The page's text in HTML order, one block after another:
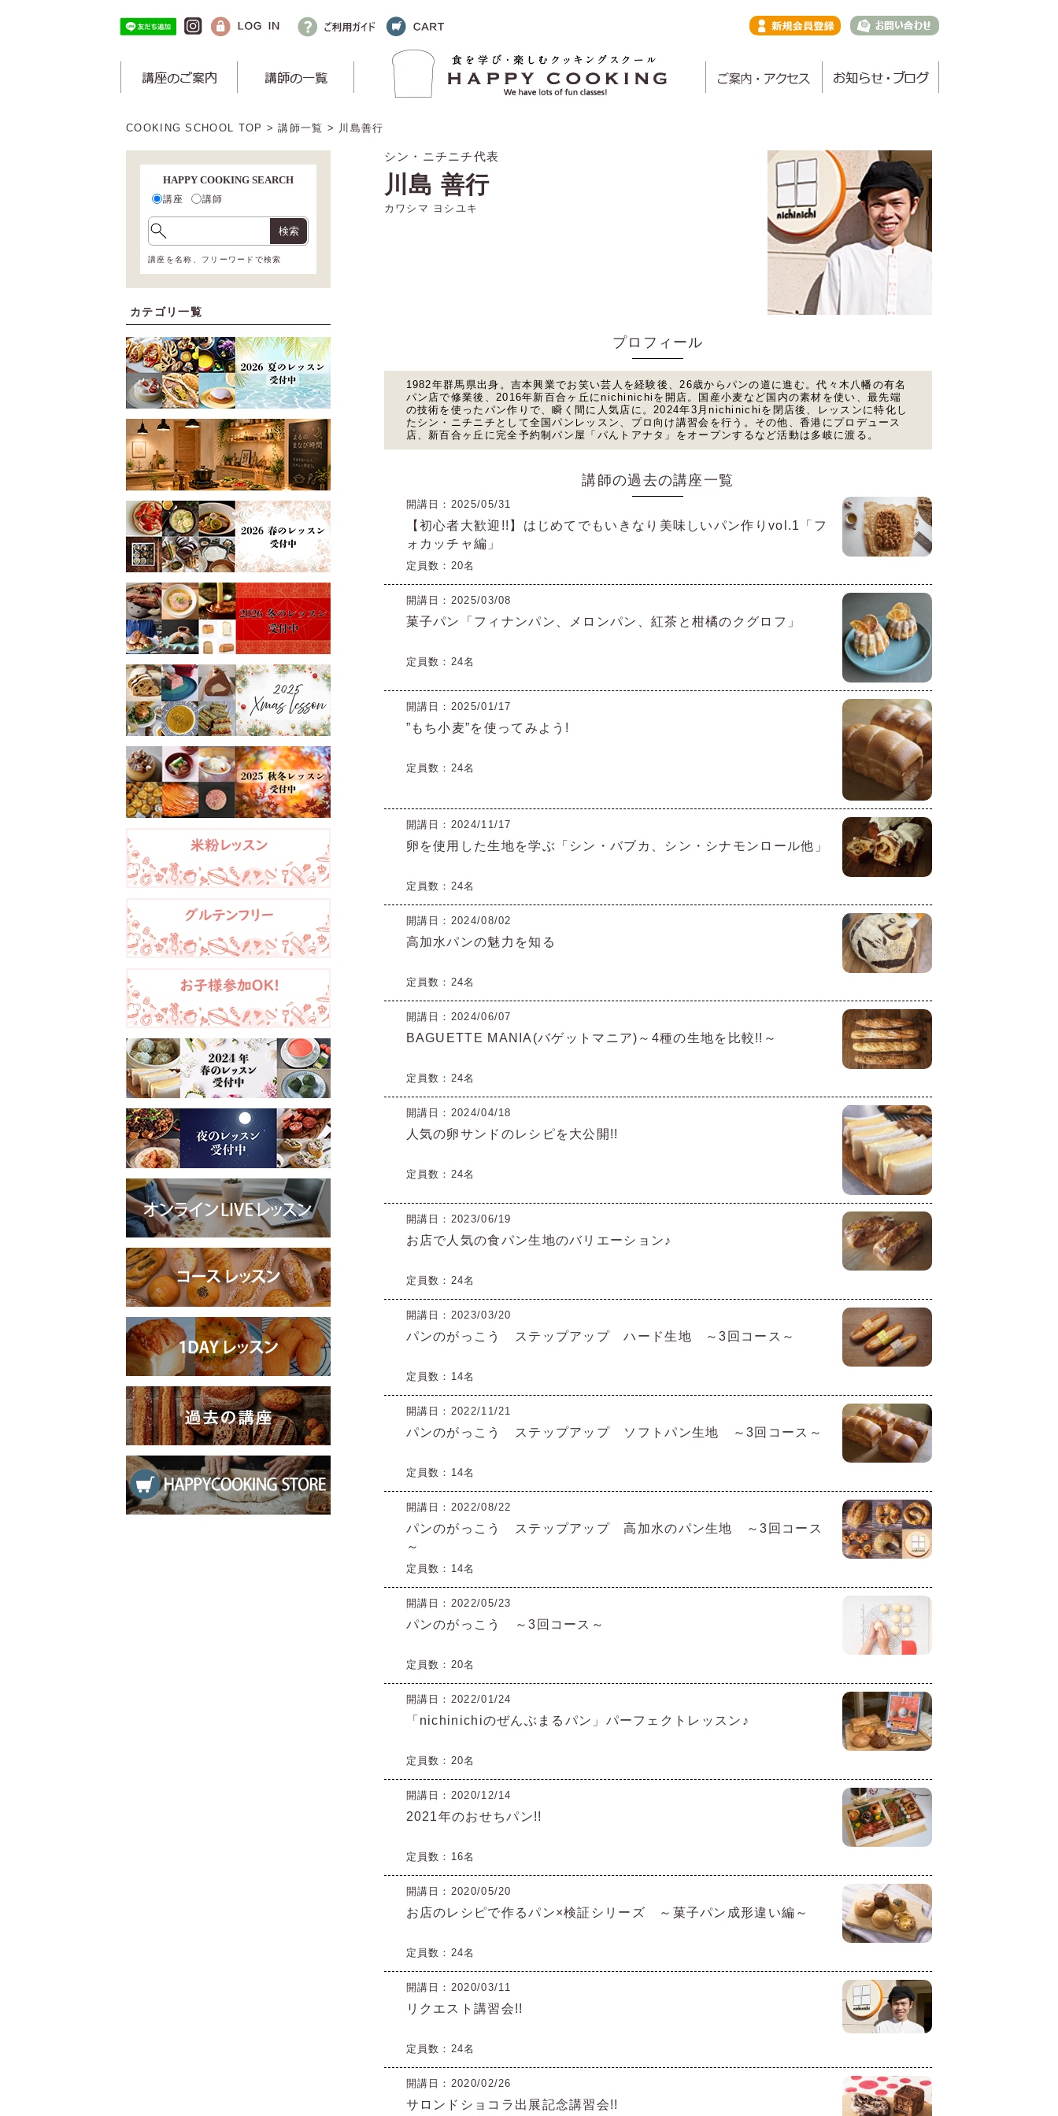
COOKING SCHOOL TOP >講師一覧 > 川島善行
HAPPY COOKING SEARCH
講座 講師
検索
講座を名称、フリーワードで検索
カテゴリ一覧
シン・ニチニチ代表
川島 善行
カワシマ ヨシユキ
プロフィール
1982年群馬県出身。吉本興業でお笑い芸人を経験後、26歳からパンの道に進む。代々木八幡の有名
パン店で修業後、2016年新百合ヶ丘にnichinichiを開店。国産小麦など国内の素材を使い、最先端
の技術を使ったパン作りで、瞬く間に人気店に。2024年3月nichinichiを閉店後、レッスンに特化し
たシン・ニチニチとして全国パンレッスン、プロ向け講習会を行う。その他、香港にプロデュース
店、新百合ヶ丘に完全予約制パン屋「パんトアナタ」をオープンするなど活動は多岐に渡る。
講師の過去の講座一覧
開講日：2025/05/31
【初心者大歓迎!!】はじめてでもいきなり美味しいパン作りvol.1「フ
ォカッチャ編」
定員数：20名
開講日：2025/03/08
菓子パン「フィナンパン、メロンパン、紅茶と柑橘のクグロフ」
定員数：24名
開講日：2025/01/17
”もち小麦”を使ってみよう!
定員数：24名
開講日：2024/11/17
卵を使用した生地を学ぶ「シン・バブカ、シン・シナモンロール他」
定員数：24名
開講日：2024/08/02
高加水パンの魅力を知る
定員数：24名
開講日：2024/06/07
BAGUETTE MANIA(バゲットマニア)～4種の生地を比較!!～
定員数：24名
開講日：2024/04/18
人気の卵サンドのレシピを大公開!!
定員数：24名
開講日：2023/06/19
お店で人気の食パン生地のバリエーション♪
定員数：24名
開講日：2023/03/20
パンのがっこう ステップアップ ハード生地 ～3回コース～
定員数：14名
開講日：2022/11/21
パンのがっこう ステップアップ ソフトパン生地 ～3回コース～
定員数：14名
開講日：2022/08/22
パンのがっこう ステップアップ 高加水のパン生地 ～3回コース
～
定員数：14名
開講日：2022/05/23
パンのがっこう ～3回コース～
定員数：20名
開講日：2022/01/24
「nichinichiのぜんぶまるパン」パーフェクトレッスン♪
定員数：20名
開講日：2020/12/14
2021年のおせちパン!!
定員数：16名
開講日：2020/05/20
お店のレシピで作るパン×検証シリーズ ～菓子パン成形違い編～
定員数：24名
開講日：2020/03/11
リクエスト講習会!!
定員数：24名
開講日：2020/02/26
サロンドショコラ出展記念講習会!!